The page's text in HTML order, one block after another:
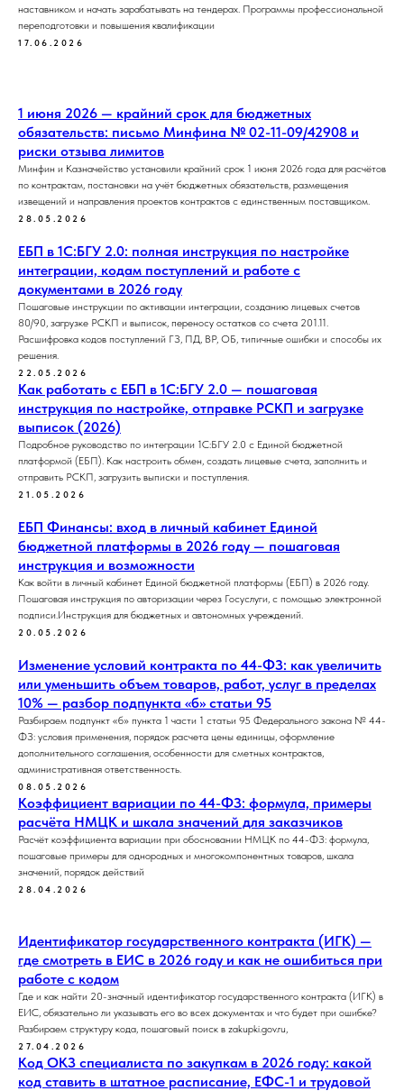
наставником и начать зарабатывать на тендерах. Программы профессиональной
переподготовки и повышения квалификации
17.06.2026
1 июня 2026 — крайний срок для бюджетных
обязательств: письмо Минфина № 02-11-09/42908 и
риски отзыва лимитов
Минфин и Казначейство установили крайний срок 1 июня 2026 года для расчётов
по контрактам, постановки на учёт бюджетных обязательств, размещения
извещений и направления проектов контрактов с единственным поставщиком.
28.05.2026
ЕБП в 1С:БГУ 2.0: полная инструкция по настройке
интеграции, кодам поступлений и работе с
документами в 2026 году
Пошаговые инструкции по активации интеграции, созданию лицевых счетов
80/90, загрузке РСКП и выписок, переносу остатков со счета 201.11.
Расшифровка кодов поступлений ГЗ, ПД, ВР, ОБ, типичные ошибки и способы их
решения.
22.05.2026
Как работать с ЕБП в 1С:БГУ 2.0 — пошаговая
инструкция по настройке, отправке РСКП и загрузке
выписок (2026)
Подробное руководство по интеграции 1С:БГУ 2.0 с Единой бюджетной
платформой (ЕБП). Как настроить обмен, создать лицевые счета, заполнить и
отправить РСКП, загрузить выписки и поступления.
21.05.2026
ЕБП Финансы: вход в личный кабинет Единой
бюджетной платформы в 2026 году — пошаговая
инструкция и возможности
Как войти в личный кабинет Единой бюджетной платформы (ЕБП) в 2026 году.
Пошаговая инструкция по авторизации через Госуслуги, с помощью электронной
подписи.Инструкция для бюджетных и автономных учреждений.
20.05.2026
Изменение условий контракта по 44-ФЗ: как увеличить
или уменьшить объем товаров, работ, услуг в пределах
10% — разбор подпункта «б» статьи 95
Разбираем подпункт «б» пункта 1 части 1 статьи 95 Федерального закона № 44-
ФЗ: условия применения, порядок расчета цены единицы, оформление
дополнительного соглашения, особенности для сметных контрактов,
административная ответственность.
08.05.2026
Коэффициент вариации по 44-ФЗ: формула, примеры
расчёта НМЦК и шкала значений для заказчиков
Расчёт коэффициента вариации при обосновании НМЦК по 44-ФЗ: формула,
пошаговые примеры для однородных и многокомпонентных товаров, шкала
значений, порядок действий
28.04.2026
Идентификатор государственного контракта (ИГК) —
где смотреть в ЕИС в 2026 году и как не ошибиться при
работе с кодом
Где и как найти 20-значный идентификатор государственного контракта (ИГК) в
ЕИС, обязательно ли указывать его во всех документах и что будет при ошибке?
Разбираем структуру кода, пошаговый поиск в zakupki.gov.ru,
27.04.2026
Код ОКЗ специалиста по закупкам в 2026 году: какой
код ставить в штатное расписание, ЕФС-1 и трудовой